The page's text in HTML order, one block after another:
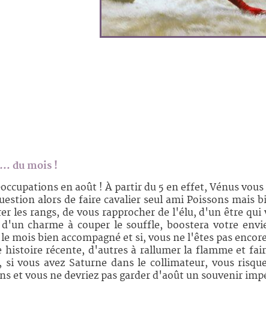
du mois !
en août ! À partir du 5 en effet, Vénus
alors de faire cavalier seul ami Poissons
les rangs, de vous rapprocher de l'élu, d'un être
charme à couper le souffle, boostera votre
mois bien accompagné et si, vous ne l'êtes pas
histoire récente, d'autres à rallumer la flamme et
si vous avez Saturne dans le collimateur, vous
et vous ne devriez pas garder d'août un souvenir